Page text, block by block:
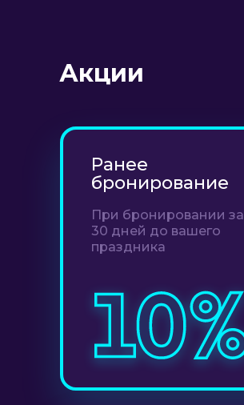
Акции
Ранее
бронирование
При бронировании за
30 дней до вашего
праздника